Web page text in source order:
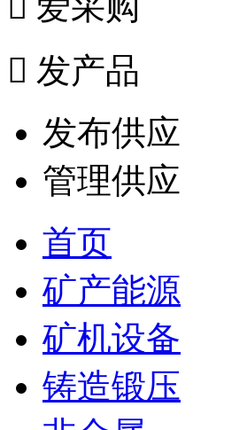
 发产品
发布供应
管理供应
首页
矿产能源
矿机设备
铸造锻压